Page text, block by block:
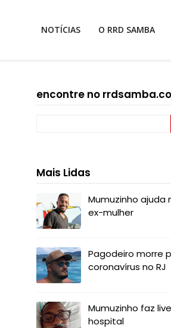
NOTÍCIAS O RRD SAMBA
encontre no
Mais Lidas
Mumuzinho ajuda
ex-mulher
Pagodeiro morre
coronavírus no RJ
Mumuzinho faz
hospital